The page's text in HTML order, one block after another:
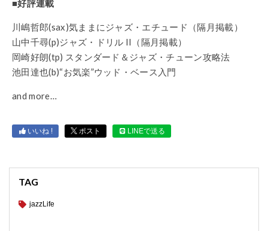
■好評連載
川嶋哲郎(sax)気ままにジャズ・エチュード（隔月掲載）
山中千尋(p)ジャズ・ドリル II（隔月掲載）
岡崎好朗(tp) スタンダード＆ジャズ・チューン攻略法
池田達也(b)“お気楽”ウッド・ベース入門
and more…
いいね ! ポスト LINEで送る
TAG
jazzLife